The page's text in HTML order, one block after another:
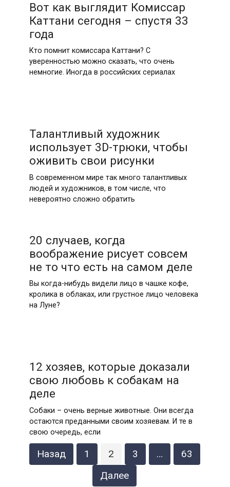
Вот как выглядит Комиссар
Каттани сегодня – спустя 33
года
Кто помнит комиссара Каттани? С
уверенностью можно сказать, что очень
немногие. Иногда в российских сериалах
Талантливый художник
использует 3D-трюки, чтобы
оживить свои рисунки
В современном мире так много талантливых
людей и художников, в том числе, что
невероятно сложно обратить
20 случаев, когда
воображение рисует совсем
не то что есть на самом деле
Вы когда-нибудь видели лицо в чашке кофе,
кролика в облаках, или грустное лицо человека
на Луне?
12 хозяев, которые доказали
свою любовь к собакам на
деле
Собаки – очень верные животные. Они всегда
остаются преданными своим хозяевам. И те в
свою очередь, если
НавигацияНазад 1 2 3 …
63
Далее